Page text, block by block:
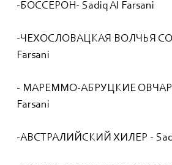
-БОССЕРОН- Sadiq Al Farsani
-ЧЕХОСЛОВАЦКАЯ ВОЛЧЬЯ
Farsani
- МАРЕММО-АБРУЦКИЕ
Farsani
-АВСТРАЛИЙСКИЙ ХИЛЕР -